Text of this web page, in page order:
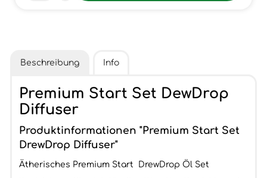
Beschreibung Info
Premium Start Set DewDrop
Diffuser
Produktinformationen "Premium Start Set
DrewDrop Diffuser"
Ätherisches Premium Start DrewDrop Öl Set